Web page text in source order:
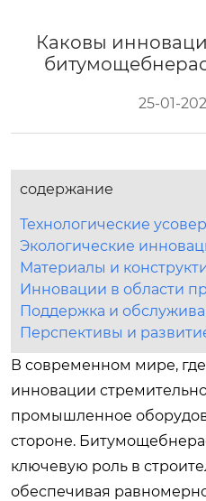
Каковы
25-01-
содержание
Технологические
Экологические
Материалы и
Инновации в области
Поддержка и
Перспективы и
В современном мире,
инновации
промышленное
стороне.
ключевую роль в
обеспечивая